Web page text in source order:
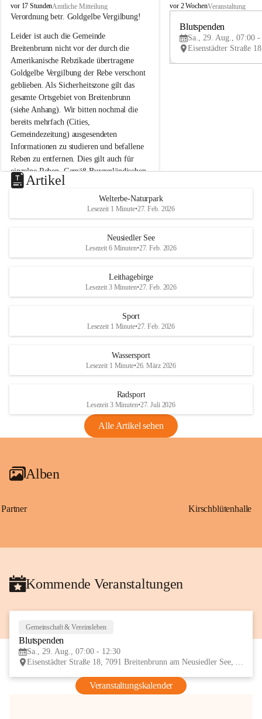
B
r
i
t
e
n
b
r
u
n
n
a
m
N
e
u
s
d
S
vor 17 StundenAmtliche Mitteilung
Verordnung betr. Goldgelbe Vergilbung!
Leider ist auch die Gemeinde
Breitenbrunn nicht vor der durch die
Amerikanische Rebzikade übertragene
Goldgelbe Vergilbung der Rebe verschont
geblieben. Als Sicherheitszone gilt das
gesamte Ortsgebiet von Breitenbrunn
(siehe Anhang). Wir bitten nochmal die
bereits mehrfach (Cities,
Gemeindezeitung) ausgesendeten
Informationen zu studieren und befallene
Reben zu entfernen. Dies gilt auch für
einzelne Reben. Gemäß Burgenländischen
Weinbaugesetz sind nicht gepflegte oder
unzulässige Weingärten zu roden! Bitte
helfen wir zusammen um unsere Winzer
vor den prognostizierten Ernteausfällen
und den daraus folgenden wirtschaftlichen
Maßnahmen zur Bekämpfung
Rebe und der Amerikanischen
Anhang VBl. EU Nr. 18
1 Seite•1,4 MB
VBl. EU Nr. 18_2026
B
e
u
e
d
r
S
vor 2 WochenVeranstaltung
Blutspenden
Sa., 29. Aug., 07:00 -
Artikel
Welterbe-Naturpark
Lesezeit 1 Minute•27. Feb. 2026
Neusiedler See
Lesezeit 6 Minuten•27. Feb. 2026
Leithagebirge
Lesezeit 3 Minuten•27. Feb. 2026
Sport
Lesezeit 1 Minute•27. Feb. 2026
Wassersport
Lesezeit 1 Minute•26. März 2026
Radsport
Lesezeit 3 Minuten•27. Juli 2026
Alle Artikel sehen
Alben
Partner Kirschblütenhalle
Kommende Veranstaltungen
Gemeinschaft & Vereinsleben
Blutspenden
Sa., 29. Aug., 07:00 - 12:30
Eisenstädter Straße 18, 7091 Breitenbrunn am Neusiedler See, AUT
Veranstaltungskalender